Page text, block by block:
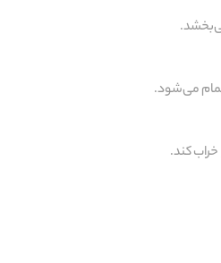
تمام می‌شود.
کند.